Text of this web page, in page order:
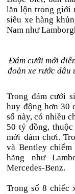
lăn lộn trong giới
siêu xe hàng
Nam như
Đám cưới mới
đoàn xe rước dâu
Trong đám cưới
huy động hơn 30
số này, có nhiều
50 tỷ đồng,
mới dám chơi.
và Bentley
hãng như
Mercedes-Benz.
Trong số 8 chiếc